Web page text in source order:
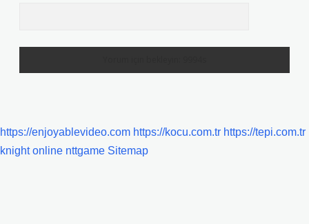
https://enjoyablevideo.com https://kocu.com.tr https://tepi.com.tr
knight online nttgame Sitemap